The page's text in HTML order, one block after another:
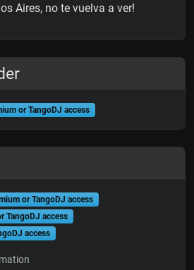
Aires, no te vuelva a ver!
or TangoDJ access
or TangoDJ access
TangoDJ access
access